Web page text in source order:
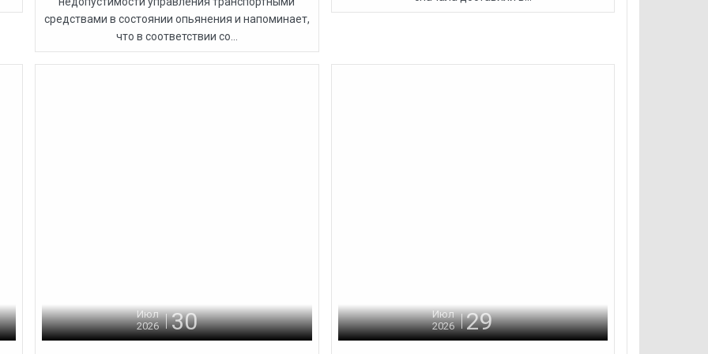
средствами в состоянии опьянения и напоминает,
что в соответствии со...
Июл
2026
30
Июл
2026
29